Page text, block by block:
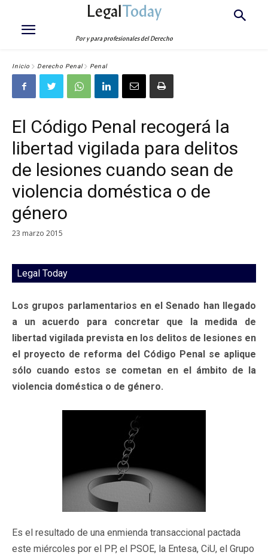
LegalToday
Por y para profesionales del Derecho
Inicio Derecho Penal Penal
El Código Penal recogerá la
libertad vigilada para delitos
de lesiones cuando sean de
violencia doméstica o de
género
23 marzo 2015
Legal Today
Los grupos parlamentarios en el Senado han llegado
a un acuerdo para concretar que la medida de
libertad vigilada prevista en los delitos de lesiones en
el proyecto de reforma del Código Penal se aplique
sólo cuando estos se cometan en el ámbito de la
violencia doméstica o de género.
Es el resultado de una enmienda transaccional pactada
este miércoles por el PP, el PSOE, la Entesa, CiU, el Grupo